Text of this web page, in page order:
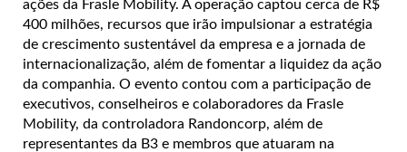
ações da Frasle Mobility. A operação captou cerca de R$
400 milhões, recursos que irão impulsionar a estratégia
de crescimento sustentável da empresa e a jornada de
internacionalização, além de fomentar a liquidez da ação
da companhia. O evento contou com a participação de
executivos, conselheiros e colaboradores da Frasle
Mobility, da controladora Randoncorp, além de
representantes da B3 e membros que atuaram na